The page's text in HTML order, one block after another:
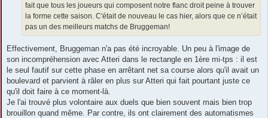
fait que tous les joueurs qui composent notre flanc droit peine à trouver
la forme cette saison. C'était de nouveau le cas hier, alors que ce n’était
pas un des meilleurs matchs de Bruggeman!
Effectivement, Bruggeman n'a pas été incroyable. Un peu à l'image de
son incompréhension avec Atteri dans le rectangle en 1ère mi-tps : il est
le seul fautif sur cette phase en arrêtant net sa course alors qu'il avait un
boulevard et parvient à râler en plus sur Atteri qui fait pourtant juste ce
qu'il doit faire à ce moment-là.
Je l'ai trouvé plus volontaire aux duels que bien souvent mais bien trop
brouillon quand même. Par contre, ils ont clairement des automatismes